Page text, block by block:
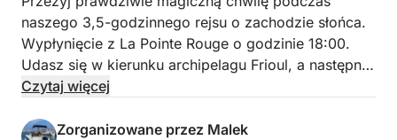
naszego 3,5-godzinnego rejsu o zachodzie słońca.
Wypłynięcie z La Pointe Rouge o godzinie 18:00.
Udasz się w kierunku archipelagu Frioul, a następnie
dotrzesz do Malmousque, idealnego miejsca do
idealny sposób na zakończenie dnia
Czytaj więcej
Zorganizowane przez Malek